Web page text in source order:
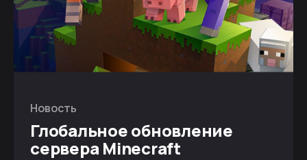
Новость
Глобальное обновление
сервера Minecraft